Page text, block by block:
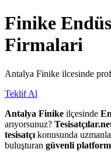
Finike
Firmalari
Antalya Finike ilcesinde
Teklif Al
Antalya Finike ilçesinde
arıyorsunuz?
tesisatçı konusunda
buluşturan güvenli